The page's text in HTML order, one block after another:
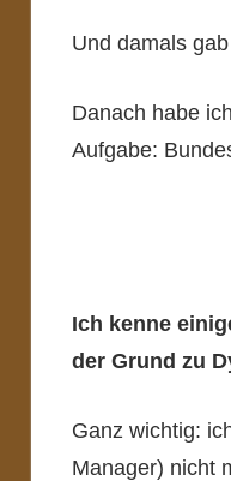
Und damals
Danach habe
Aufgabe:
Ich kenne
der Grund zu
Ganz wichtig:
Manager) nicht